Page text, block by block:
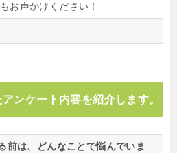
お声かけください！
ンケート内容を紹介します。
前は、どんなことで悩んでいま